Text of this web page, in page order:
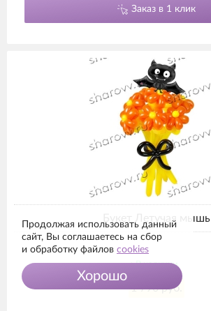
Заказ в 1 клик
Букет Летучая мышь
В наличии
1 790 руб.
Продолжая использовать данный
сайт, Вы соглашаетесь на сбор
и обработку файлов cookies
Хорошо